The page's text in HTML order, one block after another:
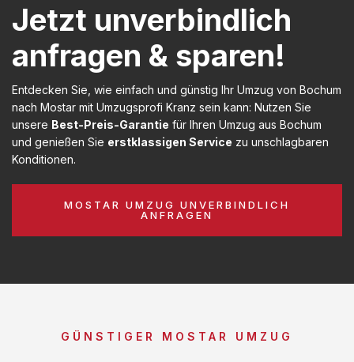
Jetzt unverbindlich
anfragen & sparen!
Entdecken Sie, wie einfach und günstig Ihr Umzug von Bochum
nach Mostar mit Umzugsprofi Kranz sein kann: Nutzen Sie
unsere Best-Preis-Garantie für Ihren Umzug aus Bochum
und genießen Sie erstklassigen Service zu unschlagbaren
Konditionen.
MOSTAR UMZUG UNVERBINDLICH
ANFRAGEN
GÜNSTIGER MOSTAR UMZUG